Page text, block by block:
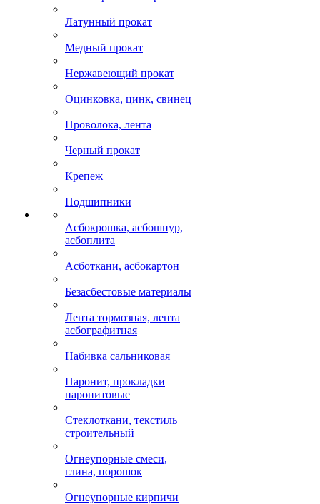
Латунный прокат
Медный прокат
Нержавеющий прокат
Оцинковка, цинк, свинец
Проволока, лента
Черный прокат
Крепеж
Подшипники
Асбокрошка, асбошнур,
асбоплита
Асботкани, асбокартон
Безасбестовые материалы
Лента тормозная, лента
асбографитная
Набивка сальниковая
Паронит, прокладки
паронитовые
Стеклоткани, текстиль
строительный
Огнеупорные смеси,
глина, порошок
Огнеупорные кирпичи